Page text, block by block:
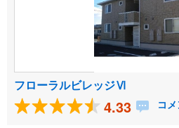
フローラルビレッジⅥ
4.33 コ